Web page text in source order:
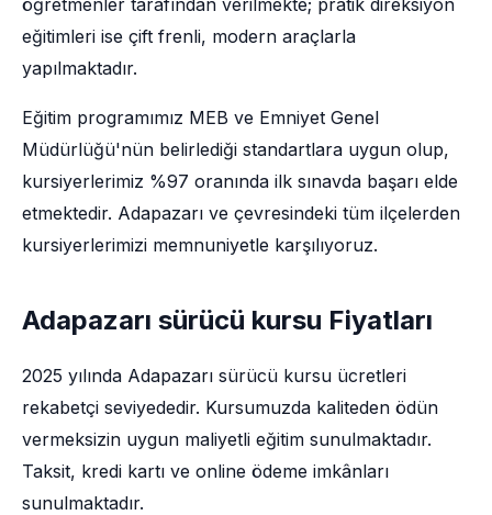
öğretmenler tarafından verilmekte; pratik direksiyon
eğitimleri ise çift frenli, modern araçlarla
yapılmaktadır.
Eğitim programımız MEB ve Emniyet Genel
Müdürlüğü'nün belirlediği standartlara uygun olup,
kursiyerlerimiz %97 oranında ilk sınavda başarı elde
etmektedir. Adapazarı ve çevresindeki tüm ilçelerden
kursiyerlerimizi memnuniyetle karşılıyoruz.
Adapazarı sürücü kursu Fiyatları
2025 yılında Adapazarı sürücü kursu ücretleri
rekabetçi seviyededir. Kursumuzda kaliteden ödün
vermeksizin uygun maliyetli eğitim sunulmaktadır.
Taksit, kredi kartı ve online ödeme imkânları
sunulmaktadır.